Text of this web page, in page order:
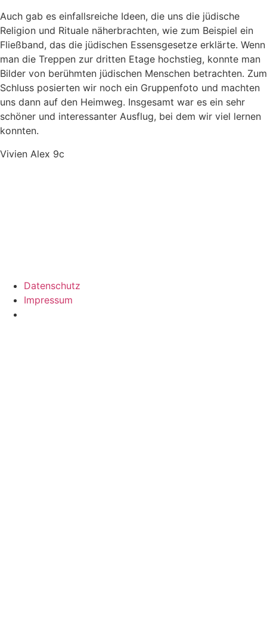
Auch gab es einfallsreiche Ideen, die uns die jüdische
Religion und Rituale näherbrachten, wie zum Beispiel ein
Fließband, das die jüdischen Essensgesetze erklärte. Wenn
man die Treppen zur dritten Etage hochstieg, konnte man
Bilder von berühmten jüdischen Menschen betrachten. Zum
Schluss posierten wir noch ein Gruppenfoto und machten
uns dann auf den Heimweg. Insgesamt war es ein sehr
schöner und interessanter Ausflug, bei dem wir viel lernen
konnten.
Vivien Alex 9c
Datenschutz
Impressum